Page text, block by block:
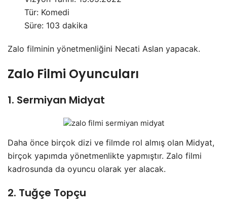
Tür: Komedi
Süre: 103 dakika
Zalo filminin yönetmenliğini Necati Aslan yapacak.
Zalo Filmi Oyuncuları
1. Sermiyan Midyat
Daha önce birçok dizi ve filmde rol almış olan Midyat,
birçok yapımda yönetmenlikte yapmıştır. Zalo filmi
kadrosunda da oyuncu olarak yer alacak.
2. Tuğçe Topçu